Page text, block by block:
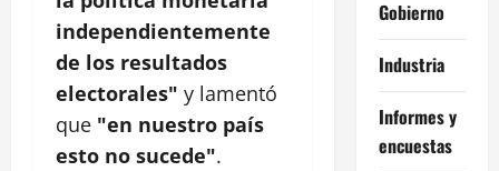
independientemente
de los resultados
electorales" y lamentó
que "en nuestro país
esto no sucede".
Gobierno
Industria
Informes y
encuestas